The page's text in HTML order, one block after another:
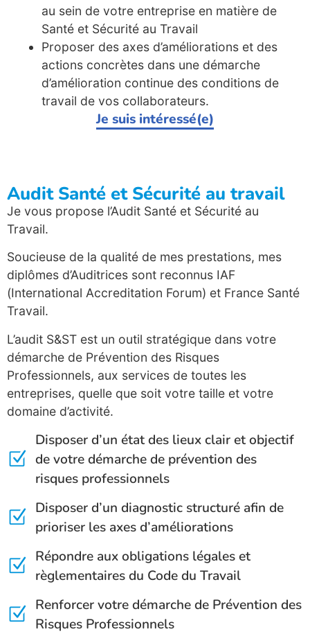
au sein de votre entreprise en matière de
Santé et Sécurité au Travail
Proposer des axes d’améliorations et des
actions concrètes dans une démarche
d’amélioration continue des conditions de
travail de vos collaborateurs.
Je suis intéressé(e)
Audit Santé et Sécurité au travail
Je vous propose l’Audit Santé et Sécurité au
Travail.
Soucieuse de la qualité de mes prestations, mes
diplômes d’Auditrices sont reconnus IAF
(International Accreditation Forum) et France Santé
Travail.
L’audit S&ST est un outil stratégique dans votre
démarche de Prévention des Risques
Professionnels, aux services de toutes les
entreprises, quelle que soit votre taille et votre
domaine d’activité.
Disposer d’un état des lieux clair et objectif
de votre démarche de prévention des
risques professionnels
Disposer d’un diagnostic structuré afin de
prioriser les axes d’améliorations
Répondre aux obligations légales et
règlementaires du Code du Travail
Renforcer votre démarche de Prévention des
Risques Professionnels